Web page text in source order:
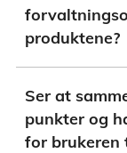
produktene?
Ser at
punkter og
for brukeren